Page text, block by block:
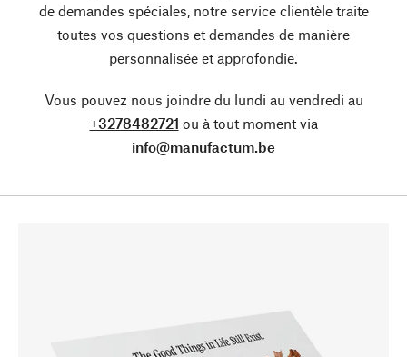
de demandes spéciales, notre service clientèle traite
toutes vos questions et demandes de manière
personnalisée et approfondie.
Vous pouvez nous joindre du lundi au vendredi au
+3278482721 ou à tout moment via
info@manufactum.be